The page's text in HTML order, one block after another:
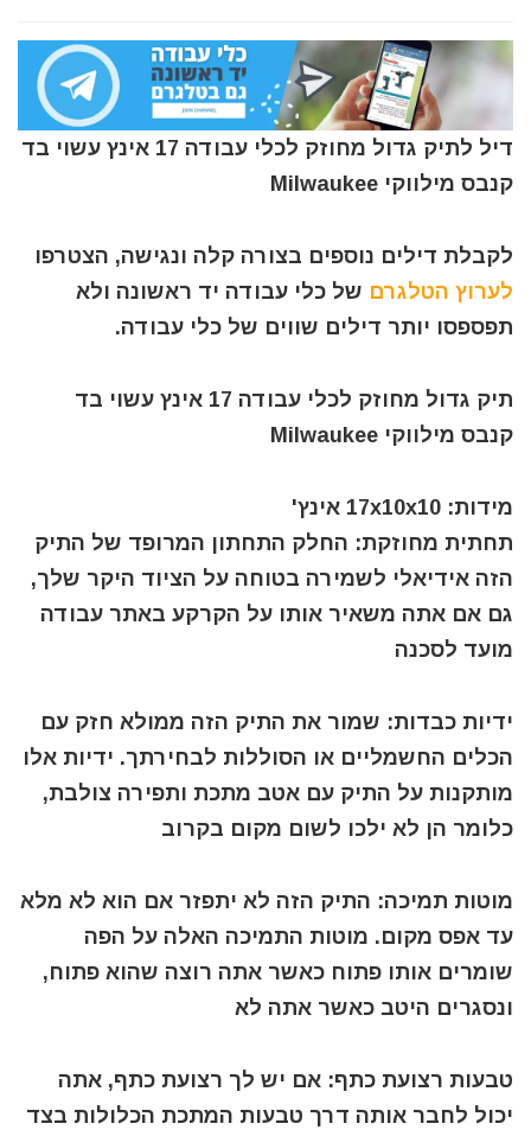
דיל לתיק גדול מחוזק לכלי עבודה 17 אינץ עשוי בד
קנבס מילווקי Milwaukee
לקבלת דילים נוספים בצורה קלה ונגישה, הצטרפו
לערוץ הטלגרם של כלי עבודה יד ראשונה ולא
תפספסו יותר דילים שווים של כלי עבודה.
תיק גדול מחוזק לכלי עבודה 17 אינץ עשוי בד
קנבס מילווקי Milwaukee
מידות: 17x10x10 אינץ'
תחתית מחוזקת: החלק התחתון המרופד של התיק
הזה אידיאלי לשמירה בטוחה על הציוד היקר שלך,
גם אם אתה משאיר אותו על הקרקע באתר עבודה
מועד לסכנה
ידיות כבדות: שמור את התיק הזה ממולא חזק עם
הכלים החשמליים או הסוללות לבחירתך. ידיות אלו
מותקנות על התיק עם אטב מתכת ותפירה צולבת,
כלומר הן לא ילכו לשום מקום בקרוב
מוטות תמיכה: התיק הזה לא יתפזר אם הוא לא מלא
עד אפס מקום. מוטות התמיכה האלה על הפה
שומרים אותו פתוח כאשר אתה רוצה שהוא פתוח,
ונסגרים היטב כאשר אתה לא
טבעות רצועת כתף: אם יש לך רצועת כתף, אתה
יכול לחבר אותה דרך טבעות המתכת הכלולות בצד